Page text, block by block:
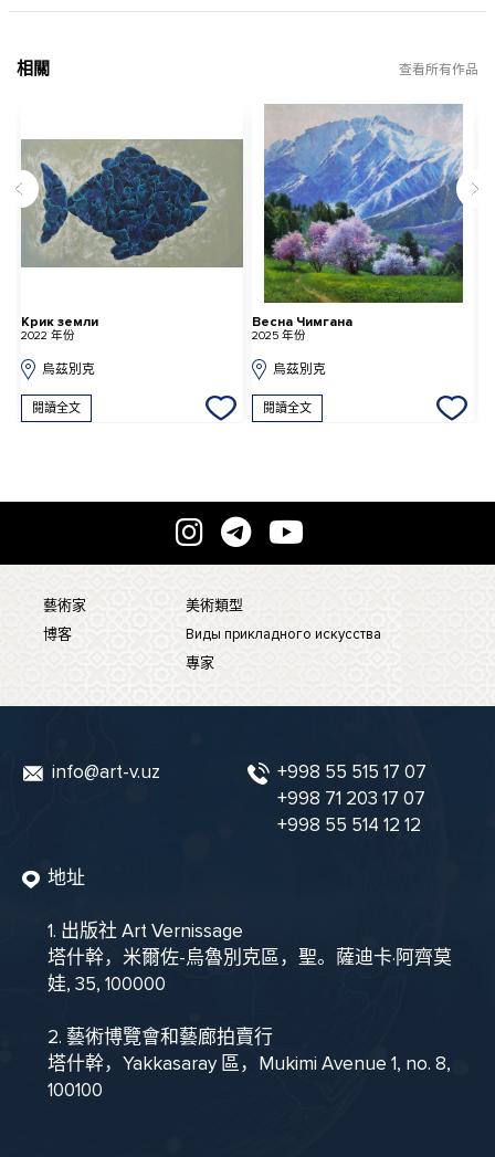
相關 查看所有作品
Крик земли
2022 年份
烏茲別克
閱讀全文
Весна Чимгана
2025 年份
烏茲別克
閱讀全文
藝術家
博客
美術類型
Виды прикладного искусства
專家
info@art-v.uz
+998 55 515 17 07
+998 71 203 17 07
+998 55 514 12 12
地址
1. 出版社 Art Vernissage
塔什幹，米爾佐-烏魯別克區，聖。薩迪卡·阿齊莫
娃, 35, 100000
2. 藝術博覽會和藝廊拍賣行
塔什幹，Yakkasaray 區，Mukimi Avenue 1, no. 8,
100100